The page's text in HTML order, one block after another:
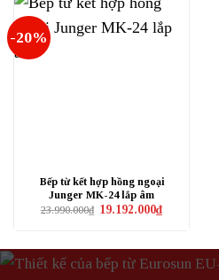
-20%
Bếp từ kết hợp hồng ngoại
Junger MK-24 lắp âm
23.990.000₫ Giá
19.192.000₫Giá
hiện
19.192.000₫.